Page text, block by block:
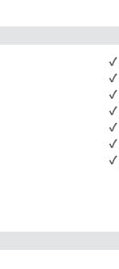
✓
✓
✓
✓
✓
✓
✓